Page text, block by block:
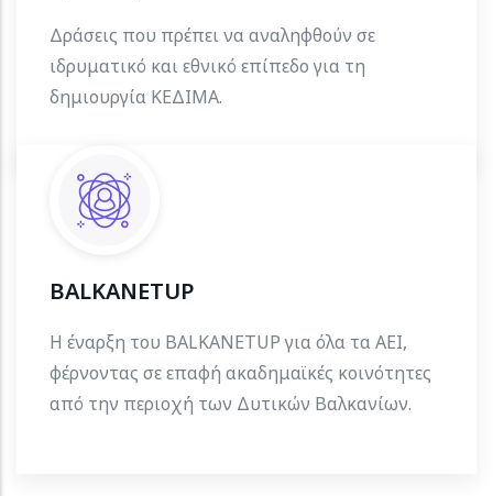
Δράσεις που πρέπει να αναληφθούν σε
ιδρυματικό και εθνικό επίπεδο για τη
δημιουργία ΚΕΔΙΜΑ.
BALKANETUP
Η έναρξη του BALKANETUP για όλα τα ΑΕΙ,
φέρνοντας σε επαφή ακαδημαϊκές κοινότητες
από την περιοχή των Δυτικών Βαλκανίων.